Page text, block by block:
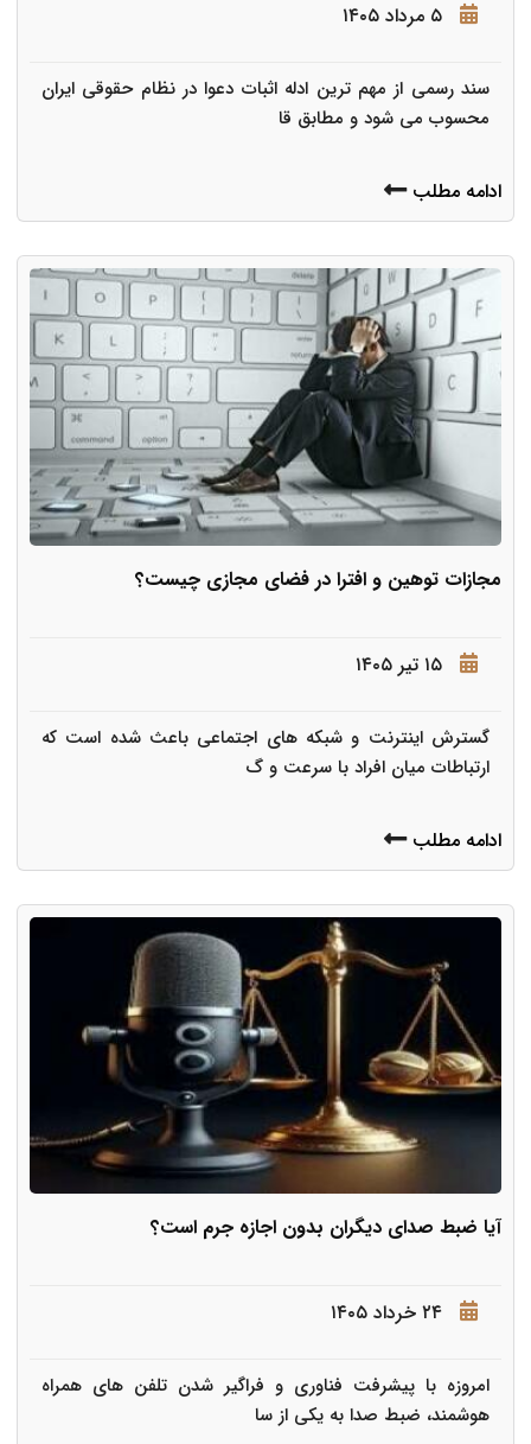
۵ مرداد ۱۴۰۵
سند رسمی از مهم ترین ادله اثبات دعوا در نظام حقوقی ایران
محسوب می شود و مطابق قا
ادامه مطلب
مجازات توهین و افترا در فضای مجازی چیست؟
۱۵ تیر ۱۴۰۵
گسترش اینترنت و شبکه های اجتماعی باعث شده است که
ارتباطات میان افراد با سرعت و گ
ادامه مطلب
آیا ضبط صدای دیگران بدون اجازه جرم است؟
۲۴ خرداد ۱۴۰۵
امروزه با پیشرفت فناوری و فراگیر شدن تلفن های همراه
هوشمند، ضبط صدا به یکی از سا